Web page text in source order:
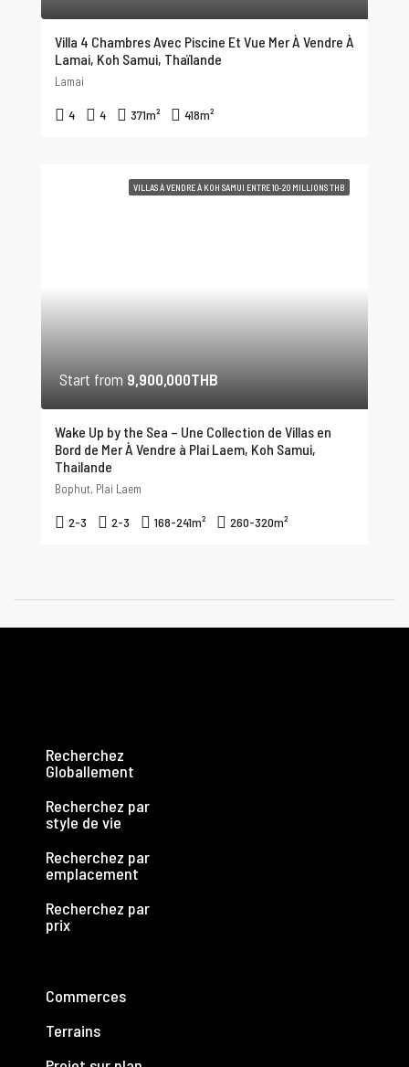
Villa 4 Chambres Avec Piscine Et Vue Mer À Vendre À
Lamai, Koh Samui, Thaïlande
Lamai
4 4 371m² 418m²
VILLAS À VENDRE À KOH SAMUI ENTRE 10-20 MILLIONS THB
Start from 9,900,000THB
Wake Up by the Sea – Une Collection de Villas en
Bord de Mer À Vendre à Plai Laem, Koh Samui,
Thailande
Bophut, Plai Laem
2-3 2-3 168-241m² 260-320m²
Recherchez
Globallement
Recherchez par
style de vie
Recherchez par
emplacement
Recherchez par
prix
Commerces
Terrains